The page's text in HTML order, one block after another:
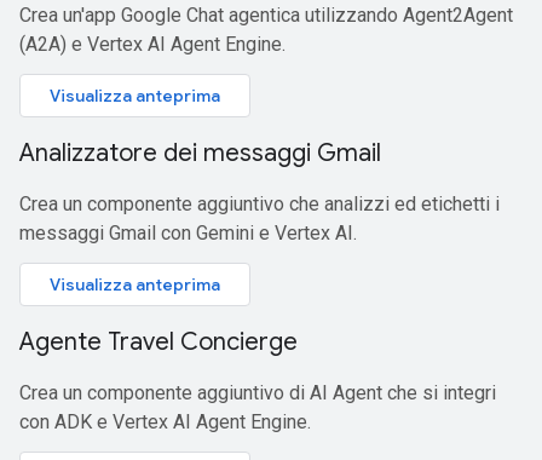
Crea un'app Google Chat agentica utilizzando Agent2Agent
(A2A) e Vertex AI Agent Engine.
Visualizza anteprima
Analizzatore dei messaggi Gmail
Crea un componente aggiuntivo che analizzi ed etichetti i
messaggi Gmail con Gemini e Vertex AI.
Visualizza anteprima
Agente Travel Concierge
Crea un componente aggiuntivo di AI Agent che si integri
con ADK e Vertex AI Agent Engine.